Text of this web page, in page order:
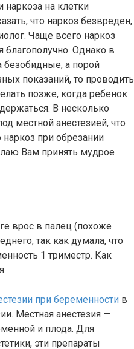
на клетки
что наркоз безвреден,
Чаще всего наркоз
благополучно. Однако в
безобидные, а порой
показаний, то проводить
позже, когда ребенок
В несколько
местной анестезией, что
при обрезании
Вам принять мудрое
врос в палец (похоже
так как думала, что
1 триместр. Как
при беременности в
Местная анестезия —
и плода. Для
эти препараты